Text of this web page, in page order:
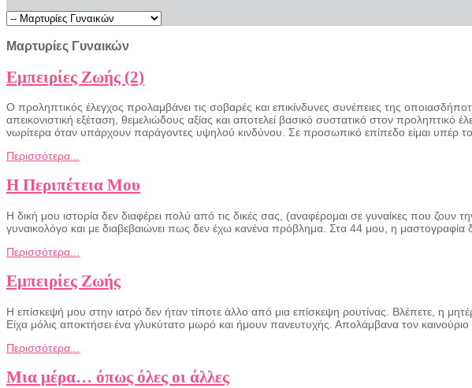
Μαρτυρίες Γυναικών
Εμπειρίες Ζωής (2)
O προληπτικός έλεγχος προλαμβάνει τις σοβαρές και επικίνδυνες συνέπειες της
απεικονιστική εξέταση, θεμελιώδους αξίας και αποτελεί βασικό συστατικό στον
νωρίτερα όταν υπάρχουν παράγοντες υψηλού κινδύνου. Σε προσωπικό επίπεδο είμαι υπέρ
Περισσότερα...
Η Περιπέτεια Μου
Η δική μου ιστορία δεν διαφέρει πολύ από τις δικές σας, (αναφέρομαι σε γυναίκες που ζουν
γυναικολόγο και με διαβεβαιώνει πως δεν έχω κανένα πρόβλημα. Στα 44 μου, η μαστογραφία
Περισσότερα...
Εμπειρίες Ζωής
Η επίσκεψή μου στην ιατρό δεν ήταν τίποτε άλλο από μια επίσκεψη ρουτίνας. Βλέπετε, η
Είχα μόλις αποκτήσει ένα γλυκύτατο μωρό και ήμουν πανευτυχής. Απολάμβανα τον
Περισσότερα...
Μια μέρα… όπως όλες οι άλλες